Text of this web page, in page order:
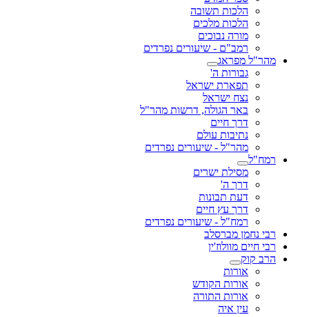
הלכות תשובה
הלכות מלכים
מורה נבוכים
רמב"ם - שיעורים נפרדים
מהר"ל מפראג
גבורות ה'
תפארת ישראל
נצח ישראל
באר הגולה, דרשות מהר"ל
דרך חיים
נתיבות עולם
מהר"ל - שיעורים נפרדים
רמח"ל
מסילת ישרים
דרך ה'
דעת תבונות
דרך עץ חיים
רמח"ל - שיעורים נפרדים
רבי נחמן מברסלב
רבי חיים מוולוז'ין
הרב קוק
אורות
אורות הקודש
אורות התורה
עין איה